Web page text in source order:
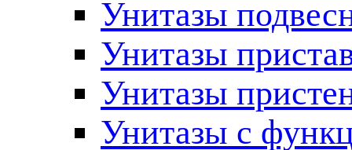
Унитазы
Унитазы
Унитазы
Унитазы с